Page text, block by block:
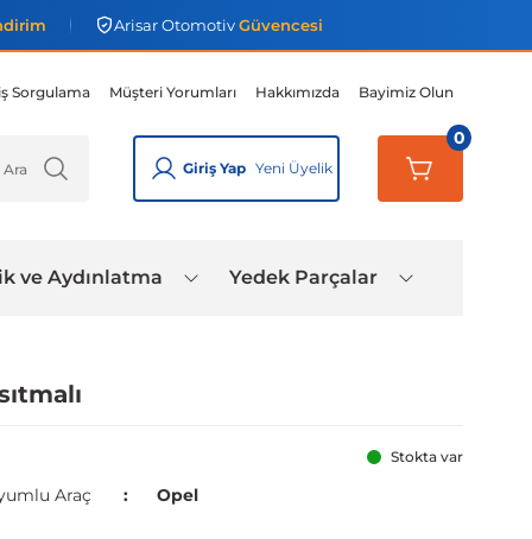
Arisar OtomotivGüvencesi
Sorgulama Müşteri Yorumları Hakkımızda Bayimiz Olun
Giriş Yap Yeni Üyelik
0
ve Aydınlatma Yedek Parçalar
Stokta var
Araç Opel